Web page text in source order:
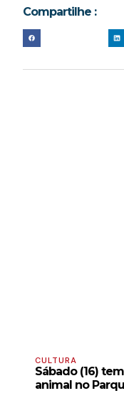
Compartilhe :
CULTURA
Sábado (16)
animal no